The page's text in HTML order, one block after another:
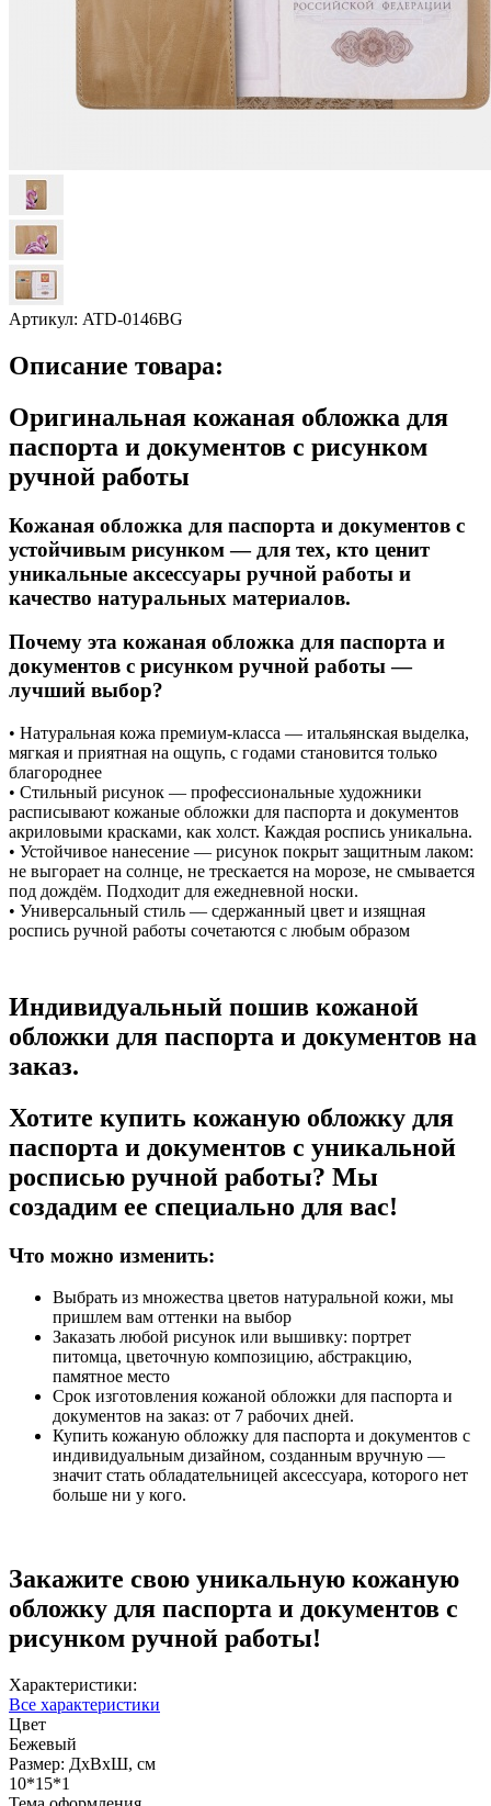
Артикул: ATD-0146BG
Описание товара:
Оригинальная кожаная обложка для
паспорта и документов с рисунком
ручной работы
Кожаная обложка для паспорта и документов с
устойчивым рисунком — для тех, кто ценит
уникальные аксессуары ручной работы и
качество натуральных материалов.
Почему эта кожаная обложка для паспорта и
документов с рисунком ручной работы —
лучший выбор?
• Натуральная кожа премиум-класса — итальянская выделка,
мягкая и приятная на ощупь, с годами становится только
благороднее
• Стильный рисунок — профессиональные художники
расписывают кожаные обложки для паспорта и документов
акриловыми красками, как холст. Каждая роспись уникальна.
• Устойчивое нанесение — рисунок покрыт защитным лаком:
не выгорает на солнце, не трескается на морозе, не смывается
под дождём. Подходит для ежедневной носки.
• Универсальный стиль — сдержанный цвет и изящная
роспись ручной работы сочетаются с любым образом
Индивидуальный пошив кожаной
обложки для паспорта и документов на
заказ.
Хотите купить кожаную обложку для
паспорта и документов с уникальной
росписью ручной работы? Мы
создадим ее специально для вас!
Что можно изменить:
Выбрать из множества цветов натуральной кожи, мы
пришлем вам оттенки на выбор
Заказать любой рисунок или вышивку: портрет
питомца, цветочную композицию, абстракцию,
памятное место
Срок изготовления кожаной обложки для паспорта и
документов на заказ: от 7 рабочих дней.
Купить кожаную обложку для паспорта и документов с
индивидуальным дизайном, созданным вручную —
значит стать обладательницей аксессуара, которого нет
больше ни у кого.
Закажите свою уникальную кожаную
обложку для паспорта и документов с
рисунком ручной работы!
Характеристики:
Все характеристики
Цвет
Бежевый
Размер: ДхВхШ, см
10*15*1